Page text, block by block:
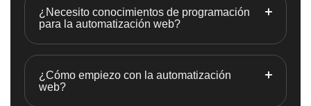
¿Necesito conocimientos de programación
para la automatización web?
¿Cómo empiezo con la automatización
web?